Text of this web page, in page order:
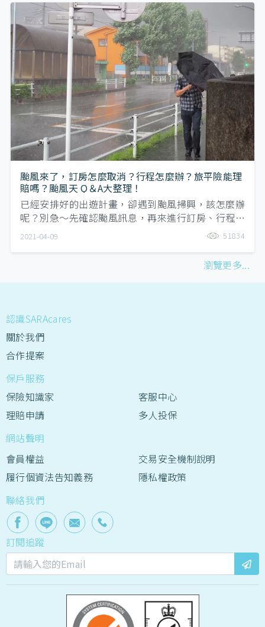
颱風來了，訂房怎麼取消？行程怎麼辦？旅平險能理
賠嗎？颱風天 Q＆A大整理！
已經安排好的出遊計畫，卻遇到颱風掃興，該怎麼辦
呢？別急～先確認颱風訊息，再來進行訂房、行程是
否取消的評估。本文整理了提供訂房取消ＱＡ、保險
2021-04-09 51834
瀏覽更多...
認識SARAcares
關於我們
合作提案
保戶服務
保險知識家
理賠申請
客服中心
多人投保
網站聲明
會員權益
履行個資法告知義務
交易安全機制說明
隱私權政策
聯絡我們
訂閱追蹤